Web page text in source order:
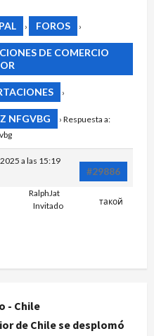
› FOROS ›
DE COMERCIO
›
NFGVBG › Respuesta a:
a las 15:19
#29886
RalphJat
Invitado
такой
de Chile se desplomó